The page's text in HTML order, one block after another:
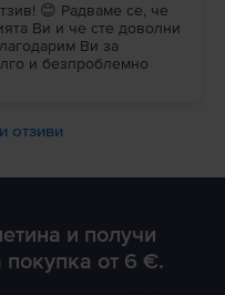
😊 Радваме се, че
Ви и че сте доволни
Ви за
и безпроблемно
отзиви
и получи
покупка от 6 €.